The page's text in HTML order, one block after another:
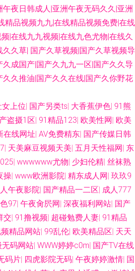
频 成人一级片 欧亚一本视频 亚洲第一导航污
国产首业 91社在线电影 日韩日逼网站 肏屄日
自拍 超碰97人人爱 超碰pt 美女黄区 福利社
源 福利在线aa 午夜影院a 国内艹艹 草逼小电
院 午夜福利区 黄色91app 福利社淫乱网 麻豆
机网 超碰97人人草 伊人97 日韩精品第一页
户外露出自慰 久草资源福利战 天天日屄网 AV
丁香综合网 91福利导 五月婷婷不卡网 日韩无
片操 欧美性爱天天网 深夜欲室导航 国产人妻
类亚洲色图 五月婷色色 欧美骚网 欧美色综合
夜日韩成人|亚洲午夜无码久久|亚洲
精品视频九九|在线精品视频免费|在线
|在线九九视频|在线九色尤物|在线久
久久草| 国产久草视频|国产久草视频导
成国产|国产久九九一区|国产久久导
久推油|国产久久在线|国产久你野花
上位| 国产另类ts| 大香蕉伊色| 91熊
盗摄1区| 91精品123| 欧美性网| 欧美
在线网址| AV免费精东| 国产传媒日韩
| 天美麻豆视频天美| 五月天性福网| 东
| wwwwww尤物| 少妇伦精| 丝袜熟
操| www欧洲影院| 精东成人网| 玖玖9
午夜影院| 国产精品一二区| 成人777
97| 午夜肏屄网| 深夜福利网站| 国产
交| 91撸视频| 超碰勉费人妻| 91精品
精品网站| 99乱伦| 欧美精品区| 天天
无码网站| WWW婷婷c0m| 国产TV在线
码片| 四虎影院无码| 午夜婷婷激情| 国